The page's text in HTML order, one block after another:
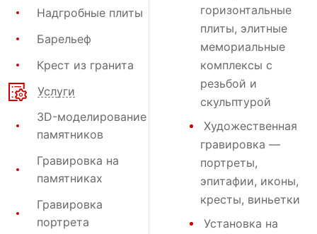
Надгробные плиты
Барельеф
Крест из гранита
Услуги
3D-моделирование
памятников
Гравировка на
памятниках
Гравировка
портрета
горизонтальные
плиты, элитные
мемориальные
комплексы с
резьбой и
скульптурой
Художественная
гравировка —
портреты,
эпитафии, иконы,
кресты, виньетки
Установка на